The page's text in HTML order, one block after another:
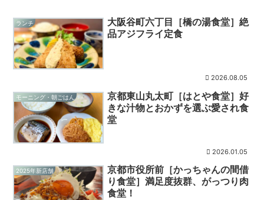
ランチ
大阪谷町六丁目［橋の湯食堂］絶
品アジフライ定食
2026.08.05
モーニング・朝ごはん
京都東山丸太町［はとや食堂］好
きな汁物とおかずを選ぶ愛され食
堂
2026.01.05
2025年新店舗
京都市役所前［かっちゃんの間借
り食堂］満足度抜群、がっつり肉
食堂！